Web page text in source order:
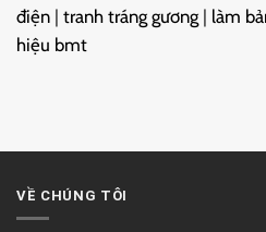
điện | tranh tráng gương | làm
hiệu bmt
VỀ CHÚNG TÔI